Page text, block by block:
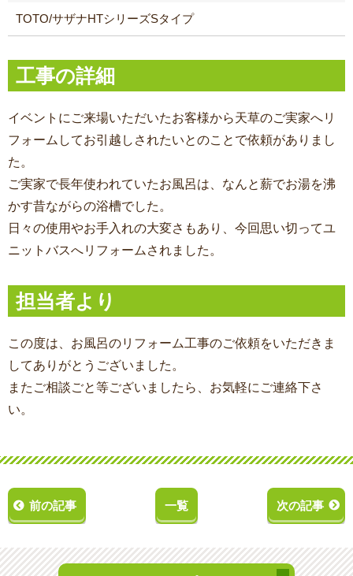
TOTO/サザナHTシリーズSタイプ
工事の詳細
イベントにご来場いただいたお客様から天草のご実家へリ
フォームしてお引越しされたいとのことで依頼がありまし
た。
ご実家で長年使われていたお風呂は、なんと薪でお湯を沸
かす昔ながらの浴槽でした。
日々の使用やお手入れの大変さもあり、今回思い切ってユ
ニットバスへリフォームされました。
担当者より
この度は、お風呂のリフォーム工事のご依頼をいただきま
してありがとうございました。
またご相談ごと等ございましたら、お気軽にご連絡下さ
い。
前の記事 一覧 次の記事